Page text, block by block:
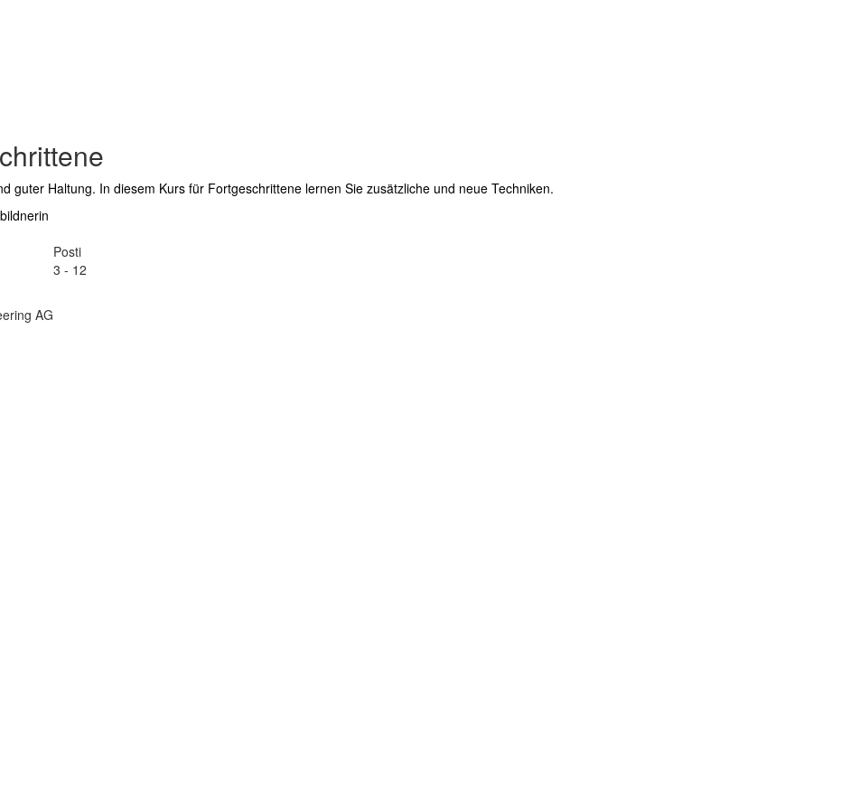
guter Haltung. In diesem Kurs für Fortgeschrittene lernen Sie zusätzliche und neue Techniken.
Posti
3 - 12
AG